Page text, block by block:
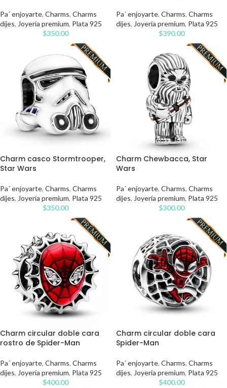
Pa´ enjoyarte, Charms, Charms
dijes, Joyería premium, Plata 925
$350.00
Pa´ enjoyarte, Charms, Charms
dijes, Joyería premium, Plata 925
$390.00
Charm casco Stormtrooper,
Star Wars
Pa´ enjoyarte, Charms, Charms
dijes, Joyería premium, Plata 925
$350.00
Charm Chewbacca, Star
Wars
Pa´ enjoyarte, Charms, Charms
dijes, Joyería premium, Plata 925
$300.00
Charm circular doble cara
rostro de Spider-Man
Pa´ enjoyarte, Charms, Charms
dijes, Joyería premium, Plata 925
$400.00
Charm circular doble cara
Spider-Man
Pa´ enjoyarte, Charms, Charms
dijes, Joyería premium, Plata 925
$400.00